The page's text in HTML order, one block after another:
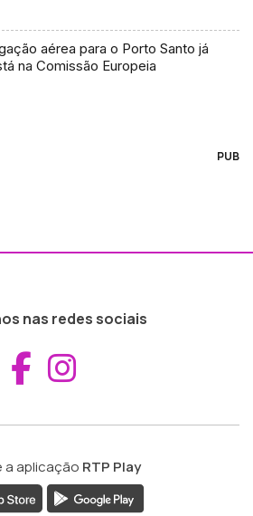
aérea para o Porto Santo já
na Comissão Europeia
PUB
nas redes sociais
Aceder ao
a aplicação RTP Play